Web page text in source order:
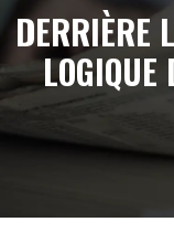
DERRIÈRE
LOGIQUE